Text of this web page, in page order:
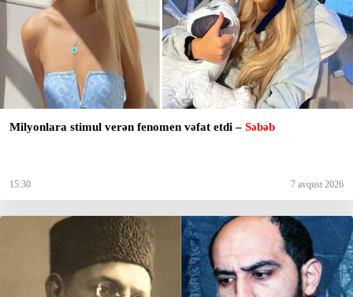
Milyonlara stimul verən fenomen vəfat etdi – Səbəb
15:30 7 avqust 2026